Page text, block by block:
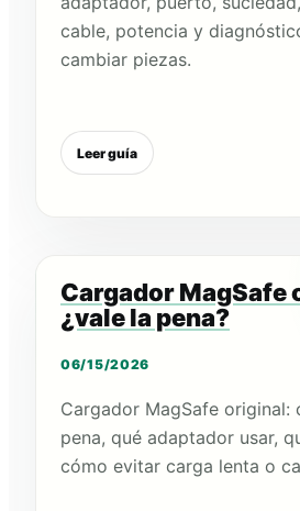
cable, potencia y
cambiar piezas.
Leer guía
Cargador MagSafe
¿vale la pena?
06/15/2026
Cargador MagSafe original:
pena, qué adaptador usar,
cómo evitar carga lenta o